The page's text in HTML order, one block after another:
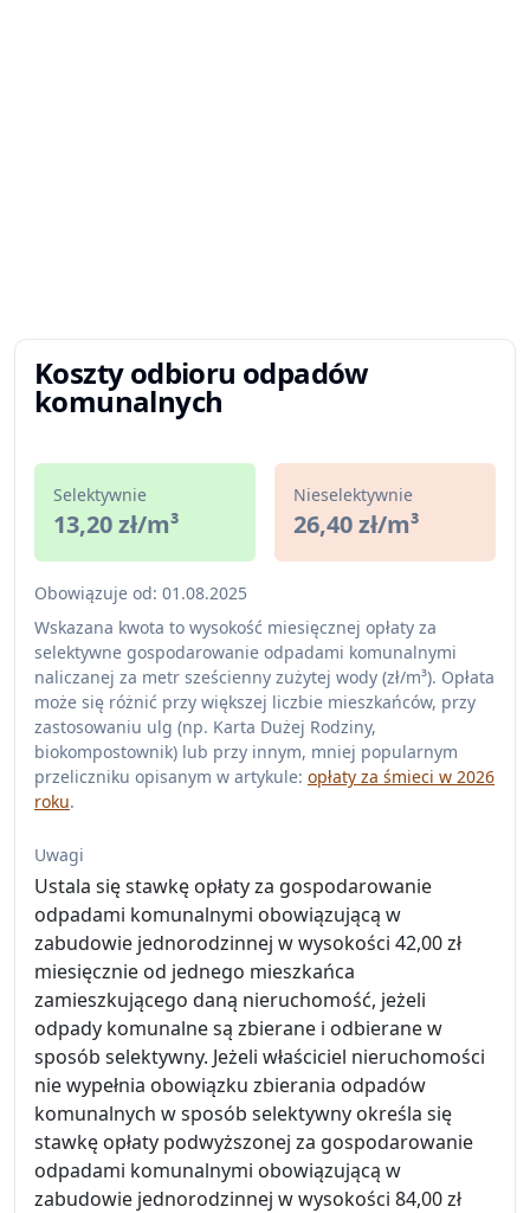
Koszty odbioru odpadów
komunalnych
Selektywnie
13,20 zł/m³
Nieselektywnie
26,40 zł/m³
Obowiązuje od: 01.08.2025
Wskazana kwota to wysokość miesięcznej opłaty za
selektywne gospodarowanie odpadami komunalnymi
naliczanej za metr sześcienny zużytej wody (zł/m³). Opłata
może się różnić przy większej liczbie mieszkańców, przy
zastosowaniu ulg (np. Karta Dużej Rodziny,
biokompostownik) lub przy innym, mniej popularnym
przeliczniku opisanym w artykule: opłaty za śmieci w 2026
roku.
Uwagi
Ustala się stawkę opłaty za gospodarowanie
odpadami komunalnymi obowiązującą w
zabudowie jednorodzinnej w wysokości 42,00 zł
miesięcznie od jednego mieszkańca
zamieszkującego daną nieruchomość, jeżeli
odpady komunalne są zbierane i odbierane w
sposób selektywny. Jeżeli właściciel nieruchomości
nie wypełnia obowiązku zbierania odpadów
komunalnych w sposób selektywny określa się
stawkę opłaty podwyższonej za gospodarowanie
odpadami komunalnymi obowiązującą w
zabudowie jednorodzinnej w wysokości 84,00 zł